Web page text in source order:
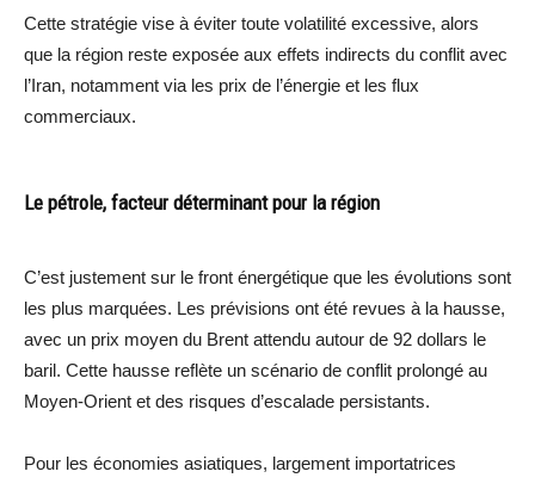
Cette stratégie vise à éviter toute volatilité excessive, alors
que la région reste exposée aux effets indirects du conflit avec
l’Iran, notamment via les prix de l’énergie et les flux
commerciaux.
Le pétrole, facteur déterminant pour la région
C’est justement sur le front énergétique que les évolutions sont
les plus marquées. Les prévisions ont été revues à la hausse,
avec un prix moyen du Brent attendu autour de 92 dollars le
baril. Cette hausse reflète un scénario de conflit prolongé au
Moyen-Orient et des risques d’escalade persistants.
Pour les économies asiatiques, largement importatrices